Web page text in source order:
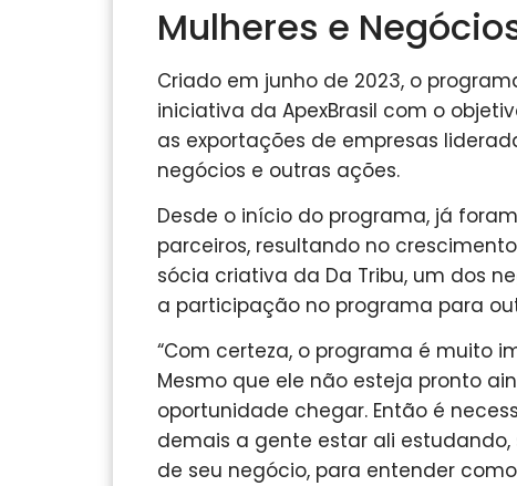
Mulheres e
Criado em junho de 2023, o
iniciativa da ApexBrasil com o
as exportações de empresas
negócios e outras ações.
Desde o início do programa, já
parceiros, resultando no
sócia criativa da Da Tribu, um dos
a participação no programa para
“Com certeza, o programa é muito
Mesmo que ele não esteja pronto
oportunidade chegar. Então é
demais a gente estar ali
de seu negócio, para entender